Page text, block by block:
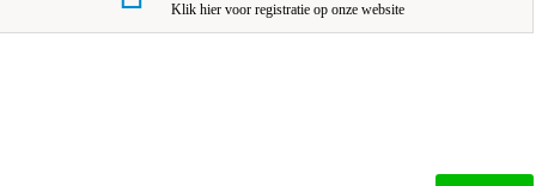
Klik hier voor registratie op onze website